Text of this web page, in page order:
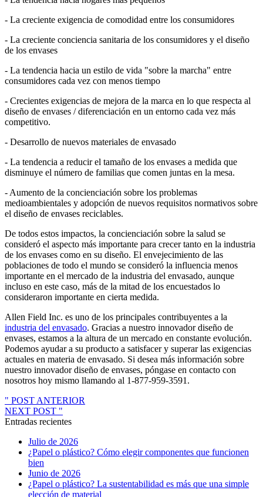
- La creciente exigencia de comodidad entre los consumidores
- La creciente conciencia sanitaria de los consumidores y el diseño
de los envases
- La tendencia hacia un estilo de vida "sobre la marcha" entre
consumidores cada vez con menos tiempo
- Crecientes exigencias de mejora de la marca en lo que respecta al
diseño de envases / diferenciación en un entorno cada vez más
competitivo.
- Desarrollo de nuevos materiales de envasado
- La tendencia a reducir el tamaño de los envases a medida que
disminuye el número de familias que comen juntas en la mesa.
- Aumento de la concienciación sobre los problemas
medioambientales y adopción de nuevos requisitos normativos sobre
el diseño de envases reciclables.
De todos estos impactos, la concienciación sobre la salud se
consideró el aspecto más importante para crecer tanto en la industria
de los envases como en su diseño. El envejecimiento de las
poblaciones de todo el mundo se consideró la influencia menos
importante en el mercado de la industria del envasado, aunque
incluso en este caso, más de la mitad de los encuestados lo
consideraron importante en cierta medida.
Allen Field Inc. es uno de los principales contribuyentes a la
industria del envasado. Gracias a nuestro innovador diseño de
envases, estamos a la altura de un mercado en constante evolución.
Podemos ayudar a su producto a satisfacer y superar las exigencias
actuales en materia de envasado. Si desea más información sobre
nuestro innovador diseño de envases, póngase en contacto con
nosotros hoy mismo llamando al 1-877-959-3591.
" POST ANTERIOR
NEXT POST "
Entradas recientes
Julio de 2026
¿Papel o plástico? Cómo elegir componentes que funcionen
bien
Junio de 2026
¿Papel o plástico? La sustentabilidad es más que una simple
elección de material